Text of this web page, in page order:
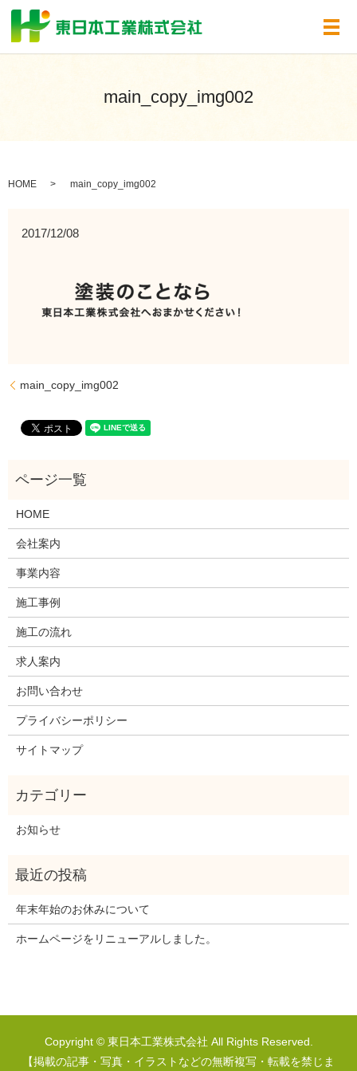
メ
main_copy_img002
HOME main_copy_img002
2017/12/08
main_copy_img002
HOME
会社案内
事業内容
施工事例
施工の流れ
求人案内
お問い合わせ
プライバシーポリシー
サイトマップ
お知らせ
年末年始のお休みについて
ホームページをリニューアルしました。
Copyright © 東日本工業株式会社 All Rights Reserved.
【掲載の記事・写真・イラストなどの無断複写・転載を禁じま